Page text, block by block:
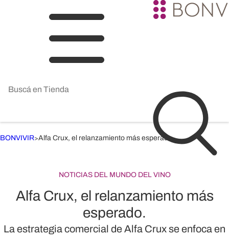
BONVIVIR>Alfa Crux, el relanzamiento más esperado.
NOTICIAS DEL MUNDO DEL VINO
Alfa Crux, el relanzamiento más
esperado.
La estrategia comercial de Alfa Crux se enfoca en